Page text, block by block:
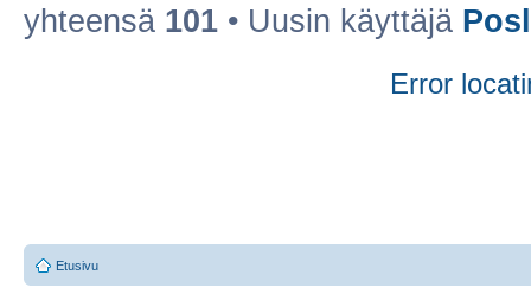
yhteensä 101 • Uusin käyttäjä
Error
Etusivu